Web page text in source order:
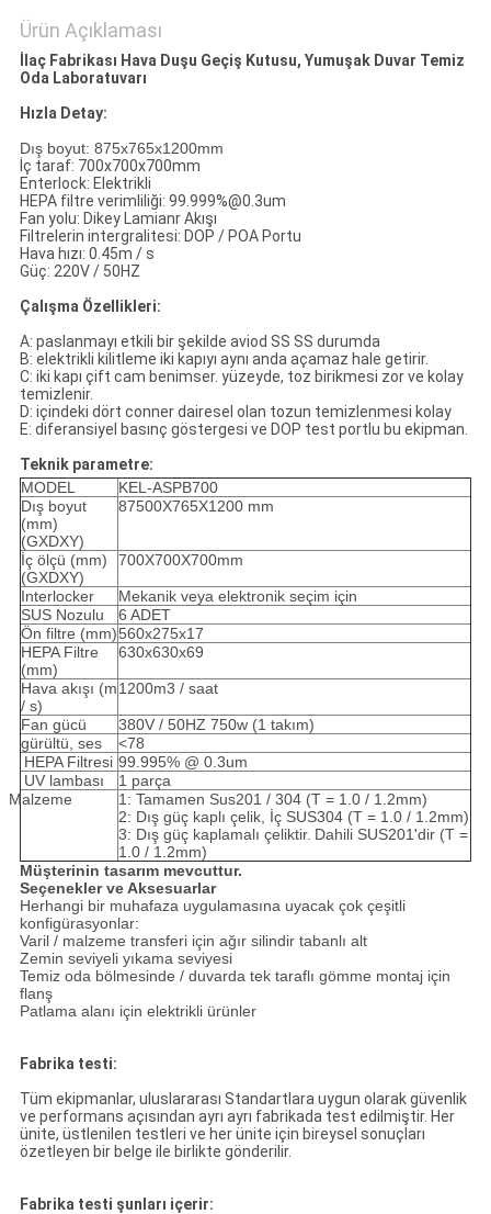
Ürün Açıklaması
İlaç Fabrikası Hava Duşu Geçiş Kutusu, Yumuşak Duvar Temiz
Oda Laboratuvarı
Hızla Detay:
Dış boyut: 875x765x1200mm
İç taraf: 700x700x700mm
Enterlock: Elektrikli
HEPA filtre verimliliği: 99.999%@0.3um
Fan yolu: Dikey Lamianr Akışı
Filtrelerin intergralitesi: DOP / POA Portu
Hava hızı: 0.45m / s
Güç: 220V / 50HZ
Çalışma Özellikleri:
A: paslanmayı etkili bir şekilde aviod SS SS durumda
B: elektrikli kilitleme iki kapıyı aynı anda açamaz hale getirir.
C: iki kapı çift cam benimser. yüzeyde, toz birikmesi zor ve kolay
temizlenir.
D: içindeki dört conner dairesel olan tozun temizlenmesi kolay
E: diferansiyel basınç göstergesi ve DOP test portlu bu ekipman.
Teknik parametre:
MODEL
KEL-ASPB700
Dış boyut
(mm)
(GXDXY)
87500X765X1200 mm
İç ölçü (mm)
(GXDXY)
700X700X700mm
Interlocker
Mekanik veya elektronik seçim için
SUS Nozulu
6 ADET
Ön filtre (mm)560x275x17
HEPA Filtre
(mm)
630x630x69
Hava akışı (m
/ s)
1200m3 / saat
Fan gücü
380V / 50HZ 750w (1 takım)
gürültü, ses
<78
HEPA Filtresi 99.995% @ 0.3um
UV lambası
1 parça
Malzeme
1: Tamamen Sus201 / 304 (T = 1.0 / 1.2mm)
2: Dış güç kaplı çelik, İç SUS304 (T = 1.0 / 1.2mm)
3: Dış güç kaplamalı çeliktir. Dahili SUS201'dir (T =
1.0 / 1.2mm)
Müşterinin tasarım mevcuttur.
Seçenekler ve Aksesuarlar
Herhangi bir muhafaza uygulamasına uyacak çok çeşitli
konfigürasyonlar:
Varil / malzeme transferi için ağır silindir tabanlı alt
Zemin seviyeli yıkama seviyesi
Temiz oda bölmesinde / duvarda tek taraflı gömme montaj için
flanş
Patlama alanı için elektrikli ürünler
Fabrika testi:
Tüm ekipmanlar, uluslararası Standartlara uygun olarak güvenlik
ve performans açısından ayrı ayrı fabrikada test edilmiştir. Her
ünite, üstlenilen testleri ve her ünite için bireysel sonuçları
özetleyen bir belge ile birlikte gönderilir.
Fabrika testi şunları içerir: